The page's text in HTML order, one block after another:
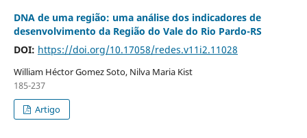
DNA de uma região: uma análise dos indicadores de
desenvolvimento da Região do Vale do Rio Pardo-RS
DOI: https://doi.org/10.17058/redes.v11i2.11028
William Héctor Gomez Soto, Nilva Maria Kist
185-237
Artigo